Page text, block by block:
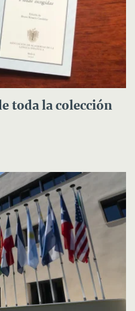
toda la colección